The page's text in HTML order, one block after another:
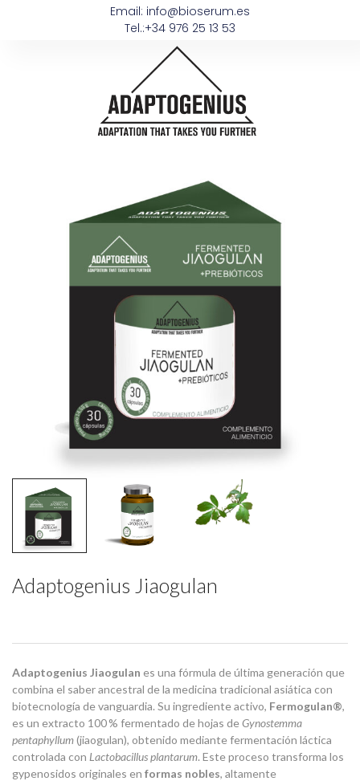
Email: info@bioserum.es
Tel.:+34 976 25 13 53
Adaptogenius Jiaogulan
Adaptogenius Jiaogulan es una fórmula de última generación que
combina el saber ancestral de la medicina tradicional asiática con
biotecnología de vanguardia. Su ingrediente activo, Fermogulan®,
es un extracto 100 % fermentado de hojas deGynostemma
pentaphyllum(jiaogulan), obtenido mediante fermentación láctica
controlada con Lactobacillus plantarum. Este proceso transforma los
gypenosidos originales en formas nobles, altamente